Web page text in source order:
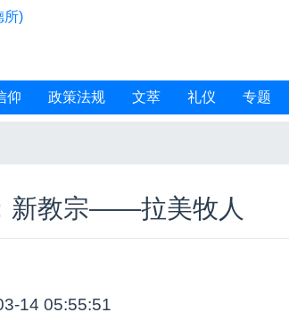
所)
仰 政策法规 文萃 礼仪 专题
新教宗——拉美牧人
14 05:55:51